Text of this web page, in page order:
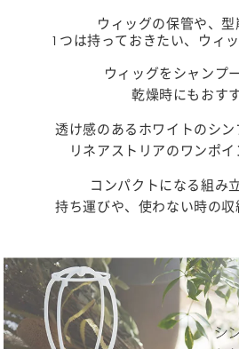
ウィッグの保管や、
1つは持っておきたい、ウィ
ウィッグをシャンプ
乾燥時にもおすす
透け感のあるホワイトのシ
リネアストリアのワンポイ
コンパクトになる組み
持ち運びや、使わない時の収